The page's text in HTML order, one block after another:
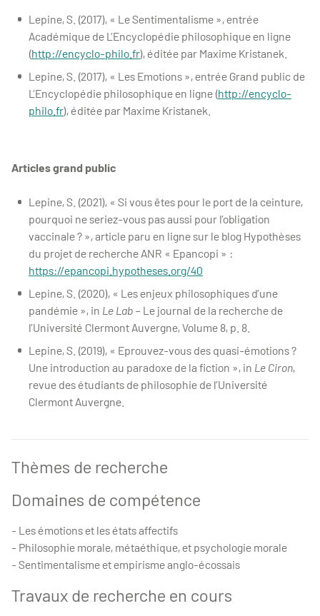
Lepine, S. (2017), « Le Sentimentalisme », entrée
Académique de L’Encyclopédie philosophique en ligne
(http://encyclo-philo.fr), éditée par Maxime Kristanek.
Lepine, S. (2017), « Les Emotions », entrée Grand public de
L’Encyclopédie philosophique en ligne (http://encyclo-
philo.fr), éditée par Maxime Kristanek.
Articles grand public
Lepine, S. (2021), « Si vous êtes pour le port de la ceinture,
pourquoi ne seriez-vous pas aussi pour l’obligation
vaccinale ? », article paru en ligne sur le blog Hypothèses
du projet de recherche ANR « Epancopi » :
https://epancopi.hypotheses.org/40
Lepine, S. (2020), « Les enjeux philosophiques d’une
pandémie », in Le Lab – Le journal de la recherche de
l’Université Clermont Auvergne, Volume 8, p. 8.
Lepine, S. (2019), « Eprouvez-vous des quasi-émotions ?
Une introduction au paradoxe de la fiction », in Le Ciron,
revue des étudiants de philosophie de l’Université
Clermont Auvergne.
Thèmes de recherche
Domaines de compétence
- Les émotions et les états affectifs
- Philosophie morale, métaéthique, et psychologie morale
- Sentimentalisme et empirisme anglo-écossais
Travaux de recherche en cours